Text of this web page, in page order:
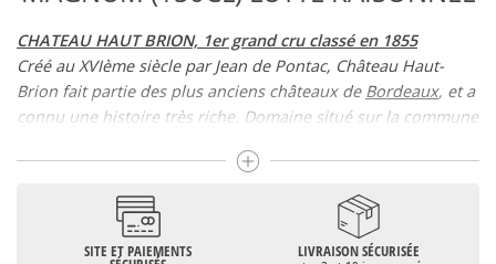
CHATEAU HAUT BRION, 1er grand cru classé en 1855
Créé au XVIème siècle par Jean de Pontac, Château Haut-
Brion fait partie des plus anciens châteaux de Bordeaux, et a
connu une histoire très riche. Domaine situé sur la commune
contrôléePessac Leognanet représente un vignoble d’un
peu plus de 48 hectares.
Haut-Brion a été sacré premier grand cru classé au
classement des vins de
de 1855, figurant ainsi
SITE ET PAIEMENTS LIVRAISON SÉCURISÉE